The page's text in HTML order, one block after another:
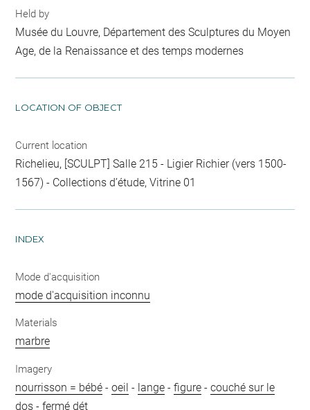
Held by
Musée du Louvre, Département des Sculptures du Moyen
Age, de la Renaissance et des temps modernes
LOCATION OF OBJECT
Current location
Richelieu, [SCULPT] Salle 215 - Ligier Richier (vers 1500-
1567) - Collections d’étude, Vitrine 01
INDEX
Mode d'acquisition
mode d'acquisition inconnu
Materials
marbre
Imagery
nourrisson = bébé -oeil - lange -figure -couché sur le
dos -fermé dét